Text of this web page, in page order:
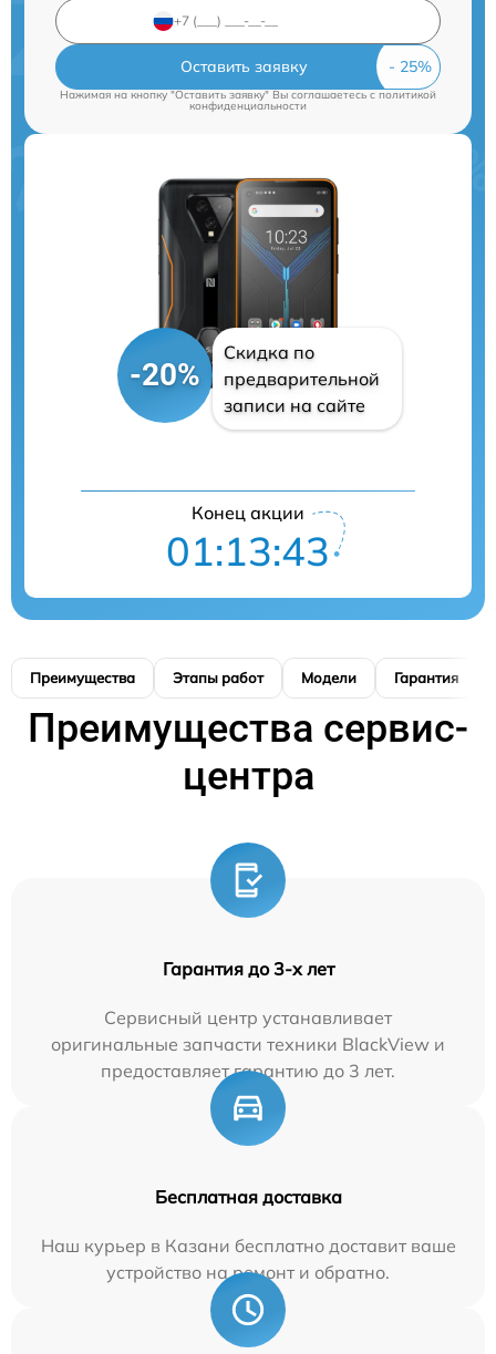
Оставить заявку
Нажимая на кнопку "Оставить заявку" Вы соглашаетесь cполитикой
конфиденциальности
-20%
Скидка по
предварительной
записи на сайте
Конец акции
01:13:42
Преимущества Этапы работ Модели Гарантия
Преимущества сервис-
центра
Гарантия до 3-х лет
Сервисный центр устанавливает
оригинальные запчасти техники BlackView и
предоставляет гарантию до 3 лет.
Бесплатная доставка
Наш курьер в Казани бесплатно доставит ваше
устройство на ремонт и обратно.